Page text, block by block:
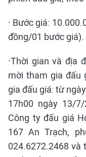
· Bước giá:
đồng/01 bước giá).
·Thời gian và địa
mời tham gia đấu
gia đấu giá: từ
17h00 ngày 13/
Công ty đấu giá
167 An Trạch,
024.6272.2468 và